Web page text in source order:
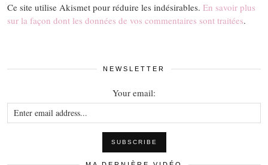
Ce site utilise Akismet pour réduire les indésirables. En savoir plus
sur la façon dont les données de vos commentaires sont traitées.
NEWSLETTER
Your email: